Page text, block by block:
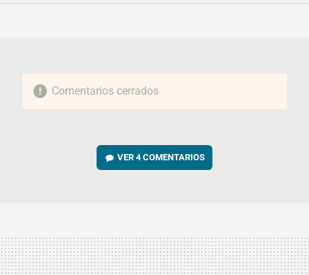
FACEBOOKTWITTERFLIPBOARD
E-
WHATSAPP
Comentarios cerrados
VER4 COMENTARIOS